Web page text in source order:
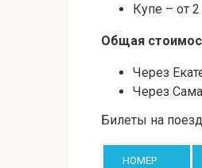
Купе – от
Общая
Через
Через
Билеты на
НОМЕР